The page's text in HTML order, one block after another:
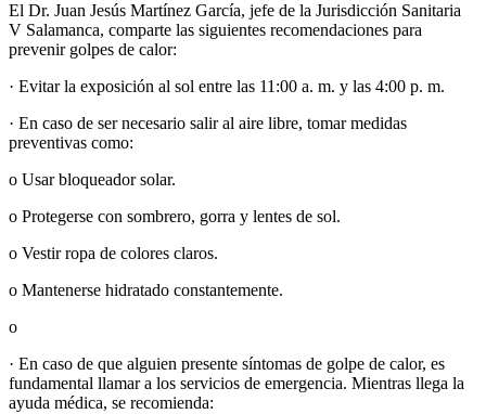
El Dr. Juan Jesús Martínez García, jefe de la Jurisdicción Sanitaria
V Salamanca, comparte las siguientes recomendaciones para
prevenir golpes de calor:
· Evitar la exposición al sol entre las 11:00 a. m. y las 4:00 p. m.
· En caso de ser necesario salir al aire libre, tomar medidas
preventivas como:
o Usar bloqueador solar.
o Protegerse con sombrero, gorra y lentes de sol.
o Vestir ropa de colores claros.
o Mantenerse hidratado constantemente.
o
· En caso de que alguien presente síntomas de golpe de calor, es
fundamental llamar a los servicios de emergencia. Mientras llega la
ayuda médica, se recomienda: